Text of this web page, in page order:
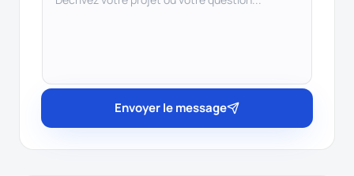
Envoyer le message